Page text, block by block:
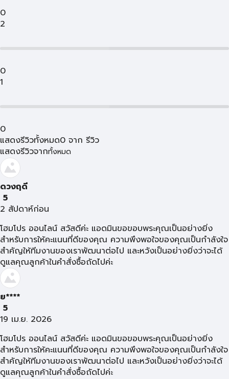
0
2
0
1
0
แสดงรีวิวทั้งหมด0 จาก รีวิว
แสดงรีวิวจากทั้งหมด
ดวงฤดี
5
2 สัปดาห์ก่อน
โฮมโปร ออนไลน์ สวัสดีค่ะ แอดมินขอขอบพระคุณเป็นอย่างยิ่ง
สำหรับการให้คะแนนที่ดีของคุณ ความพึงพอใจของคุณเป็นกำลังใจ
สำคัญให้ทีมงานของเราพัฒนาต่อไป และหวังเป็นอย่างยิ่งว่าจะได้
ดูแลคุณลูกค้าในคำสั่งซื้อถัดไปค่ะ
ย****
5
19 เม.ย. 2026
โฮมโปร ออนไลน์ สวัสดีค่ะ แอดมินขอขอบพระคุณเป็นอย่างยิ่ง
สำหรับการให้คะแนนที่ดีของคุณ ความพึงพอใจของคุณเป็นกำลังใจ
สำคัญให้ทีมงานของเราพัฒนาต่อไป และหวังเป็นอย่างยิ่งว่าจะได้
ดูแลคุณลูกค้าในคำสั่งซื้อถัดไปค่ะ